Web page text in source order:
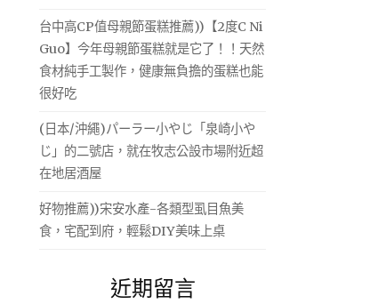
台中高CP值母親節蛋糕推薦))【2度C Ni
Guo】今年母親節蛋糕就是它了！！天然
食材純手工製作，健康無負擔的蛋糕也能
很好吃
(日本/沖繩)パーラー小やじ「泉崎小や
じ」的二號店，就在牧志公設市場附近超
在地居酒屋
好物推薦))宋安水產-各類型虱目魚美
食，宅配到府，輕鬆DIY美味上桌
近期留言